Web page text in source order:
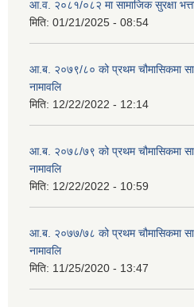
आ.व. २०८१/०८२ मा सामाजिक सुरक्षा भत्ता
मिति: 01/21/2025 - 08:54
आ.ब. २०७९/८० को प्रथम चौमासिकमा
नामावलि
मिति: 12/22/2022 - 12:14
आ.ब. २०७८/७९ को प्रथम चौमासिकमा
नामावलि
मिति: 12/22/2022 - 10:59
आ.ब. २०७७/७८ को प्रथम चौमासिकमा
नामावलि
मिति: 11/25/2020 - 13:47